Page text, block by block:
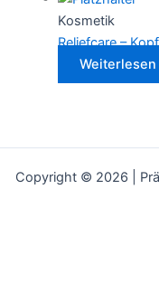
Kosmetik
Reliefcare –
Weiterlesen
Copyright © 2026 |